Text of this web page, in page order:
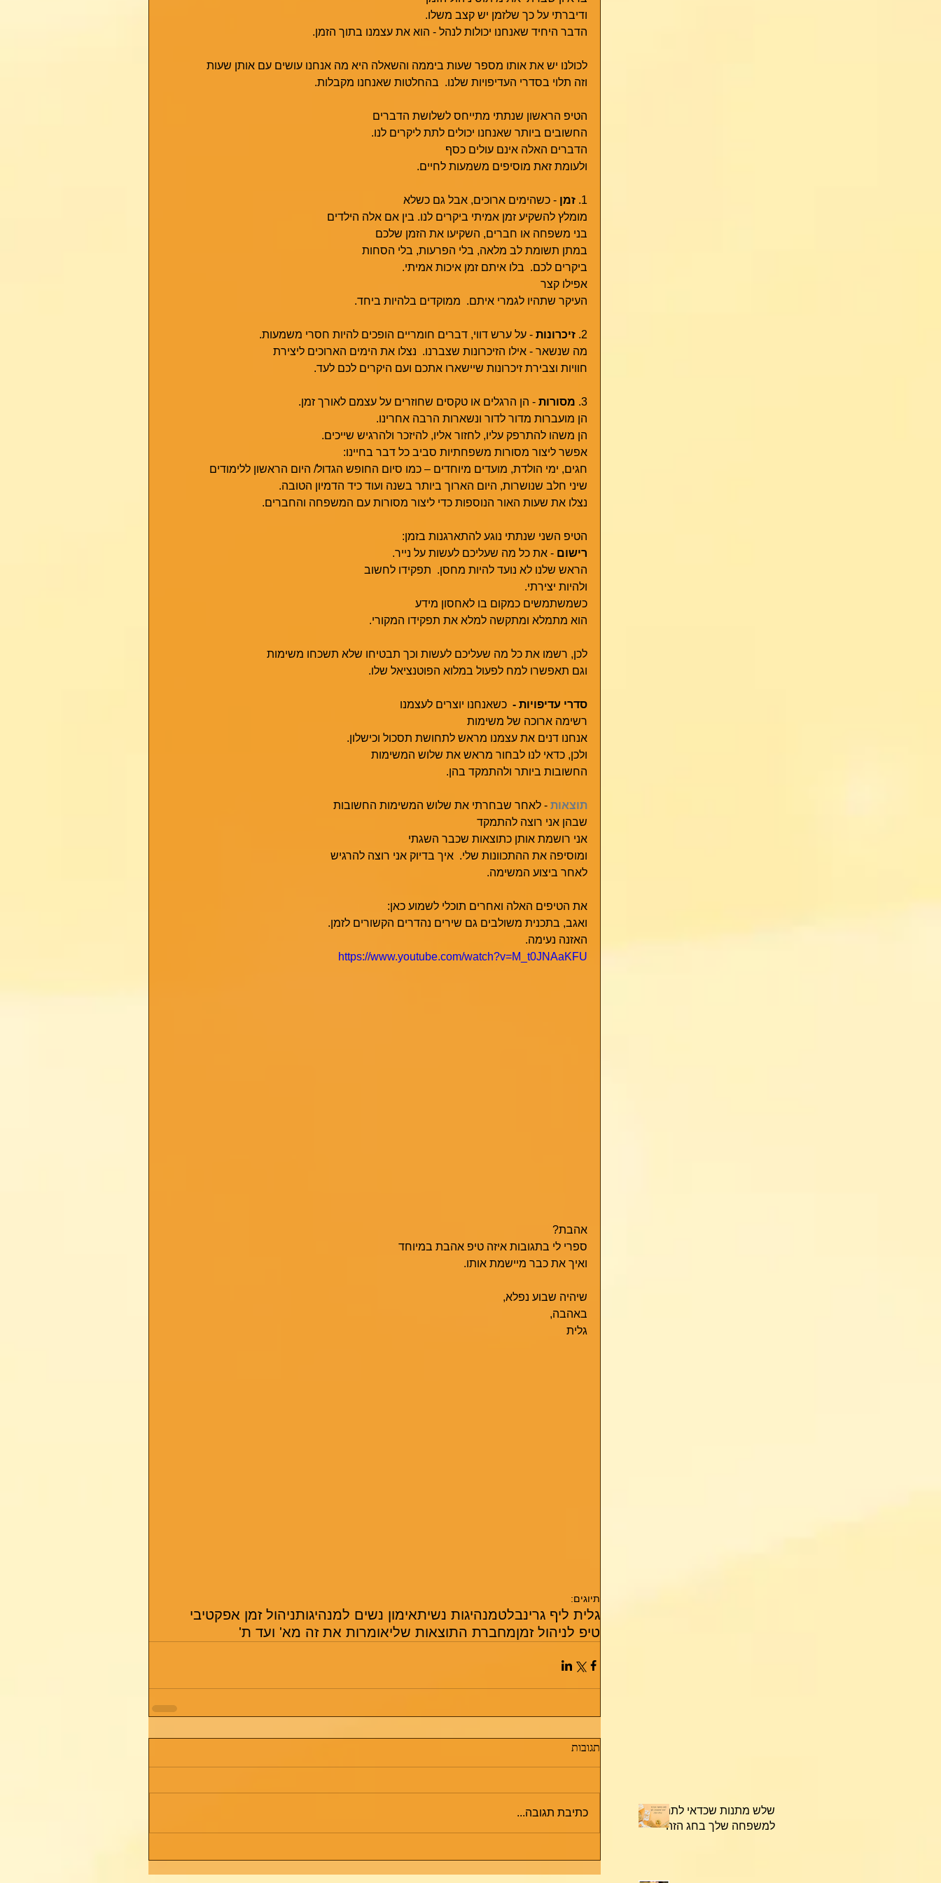
ודיברתי על כך שלזמן יש קצב משלו.
הדבר היחיד שאנחנו יכולות לנהל - הוא את עצמנו בתוך הזמן.
לכולנו יש את אותו מספר שעות ביממה והשאלה היא מה אנחנו עושים עם אותן שעות
וזה תלוי בסדרי העדיפויות שלנו.  בהחלטות שאנחנו מקבלות.
הטיפ הראשון שנתתי מתייחס לשלושת הדברים
החשובים ביותר שאנחנו יכולים לתת ליקרים לנו.
הדברים האלה אינם עולים כסף
ולעומת זאת מוסיפים משמעות לחיים.
1. זמן - כשהימים ארוכים, אבל גם כשלא
מומלץ להשקיע זמן אמיתי ביקרים לנו. בין אם אלה הילדים
בני משפחה או חברים, השקיעו את הזמן שלכם
במתן תשומת לב מלאה, בלי הפרעות, בלי הסחות
ביקרים לכם.  בלו איתם זמן איכות אמיתי.
אפילו קצר
העיקר שתהיו לגמרי איתם.  ממוקדים בלהיות ביחד.
2. זיכרונות - על ערש דווי, דברים חומריים הופכים להיות חסרי משמעות.
מה שנשאר - אילו הזיכרונות שצברנו.  נצלו את הימים הארוכים ליצירת
חוויות וצבירת זיכרונות שיישארו אתכם ועם היקרים לכם לעד.
3. מסורות - הן הרגלים או טקסים שחוזרים על עצמם לאורך זמן.
הן מועברות מדור לדור ונשארות הרבה אחרינו.
הן משהו להתרפק עליו, לחזור אליו, להיזכר ולהרגיש שייכים.
אפשר ליצור מסורות משפחתיות סביב כל דבר בחיינו:
חגים, ימי הולדת, מועדים מיוחדים – כמו סיום החופש הגדול/ היום הראשון ללימודים
שיני חלב שנושרות, היום הארוך ביותר בשנה ועוד כיד הדמיון הטובה.
נצלו את שעות האור הנוספות כדי ליצור מסורות עם המשפחה והחברים.
הטיפ השני שנתתי נוגע להתארגנות בזמן:
רישום - את כל מה שעליכם לעשות על נייר.
הראש שלנו לא נועד להיות מחסן.  תפקידו לחשוב
ולהיות יצירתי.
כשמשתמשים כמקום בו לאחסון מידע
הוא מתמלא ומתקשה למלא את תפקידו המקורי.
לכן, רשמו את כל מה שעליכם לעשות וכך תבטיחו שלא תשכחו משימות
וגם תאפשרו למח לפעול במלוא הפוטנציאל שלו.
סדרי עדיפויות - כשאנחנו יוצרים לעצמנו
רשימה ארוכה של משימות
אנחנו דנים את עצמנו מראש לתחושת תסכול וכישלון.
ולכן, כדאי לנו לבחור מראש את שלוש המשימות
החשובות ביותר ולהתמקד בהן.
תוצאות - לאחר שבחרתי את שלוש המשימות החשובות
שבהן אני רוצה להתמקד
אני רושמת אותן כתוצאות שכבר השגתי
ומוסיפה את ההתכוונות שלי.  איך בדיוק אני רוצה להרגיש
לאחר ביצוע המשימה.
את הטיפים האלה ואחרים תוכלי לשמוע כאן:
ואגב, בתכנית משולבים גם שירים נהדרים הקשורים לזמן.
האזנה נעימה.
https://www.youtube.com/watch?v=M_t0JNAaKFU
אהבת?
ספרי לי בתגובות איזה טיפ אהבת במיוחד
ואיך את כבר מיישמת אותו.
שיהיה שבוע נפלא,
באהבה,
גלית
תיוגים:
גלית ליף גרינבלטמנהיגות נשיתאימון נשים למנהיגותניהול זמן אפקטיבי
טיפ לניהול זמןמחברת התוצאות שליאומרות את זה מא' ועד ת'
תגובות
כתיבת תגובה...
שלש מתנות שכדאי לתת
למשפחה שלך בחג הזה